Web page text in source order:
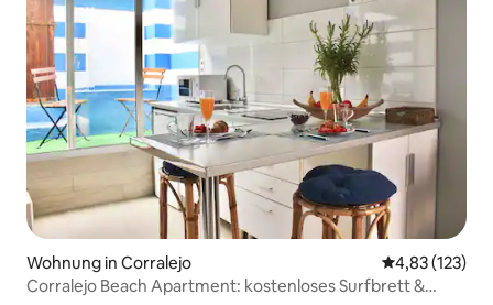
Wohnung in Corralejo
4,83 (123)
Corralejo Beach Apartment: kostenloses Surfbrett &